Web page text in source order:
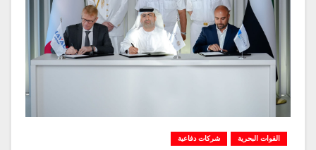
القوات البحرية شركات دفاعية